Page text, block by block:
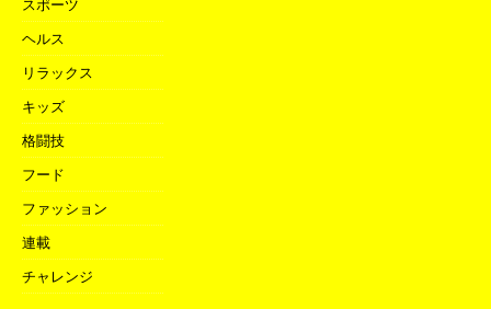
スポーツ
ヘルス
リラックス
キッズ
格闘技
フード
ファッション
連載
チャレンジ